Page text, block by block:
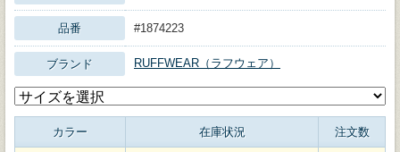
品番 #1874223
ブランド RUFFWEAR（ラフウェア）
カラー 在庫状況 注文数